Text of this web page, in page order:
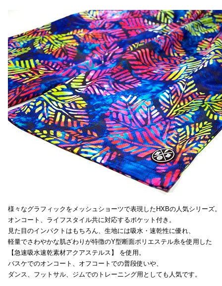
様々なグラフィックをメッシュショーツで表現したHXBの人気シリーズ。
オンコート、ライフスタイル共に対応するポケット付き。
見た目のインパクトはもちろん、生地には吸水・速乾性に優れ、
軽量でさわやかな肌ざわりが特徴のY型断面ポリエステル糸を使用した
【急速吸水速乾素材アクアステルス】 を使用。
バスケでのオンコート、オフコートでの普段使いや、
ダンス、フットサル、ジムでのトレーニング用としても人気です。